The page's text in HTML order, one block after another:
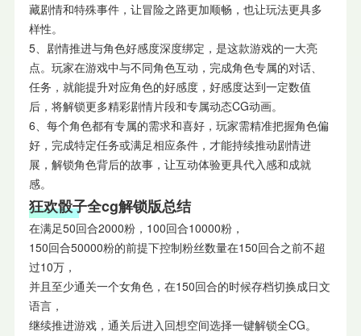
藏剧情和特殊事件，让冒险之路更加顺畅，也让玩法更具多
样性。
5、剧情推进与角色好感度深度绑定，是这款游戏的一大亮
点。玩家在游戏中与不同角色互动，完成角色专属的对话、
任务，就能提升对应角色的好感度，好感度达到一定数值
后，将解锁更多精彩剧情片段和专属动态CG动画。
6、每个角色都有专属的需求和喜好，玩家需精准把握角色偏
好，完成特定任务或满足相应条件，才能持续推动剧情进
展，解锁角色背后的故事，让互动体验更具代入感和成就
感。
狂欢骰子全cg解锁版总结
在满足50回合2000粉，100回合10000粉，
150回合50000粉的前提下控制粉丝数量在150回合之前不超
过10万，
并且至少通关一个女角色，在150回合的时候存档切换成日文
语言，
继续推进游戏，通关后进入回想空间选择一键解锁全CG。